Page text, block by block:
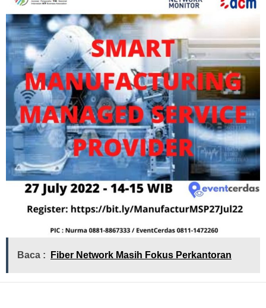
Baca : Fiber Network Masih Fokus Perkantoran